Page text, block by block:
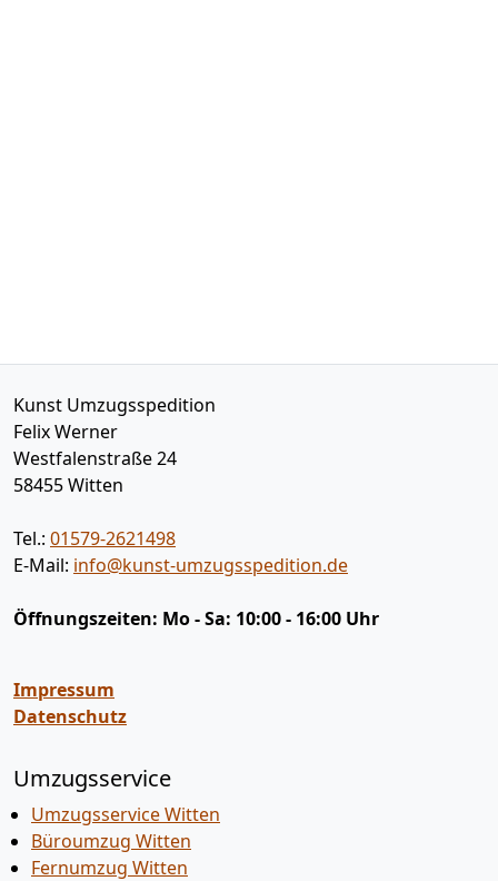
Kunst Umzugsspedition
Felix Werner
Westfalenstraße 24
58455Witten
Tel.: 01579-2621498
E-Mail: info@kunst-umzugsspedition.de
Öffnungszeiten: Mo - Sa: 10:00 - 16:00 Uhr
Impressum
Datenschutz
Umzugsservice
Umzugsservice Witten
Büroumzug Witten
Fernumzug Witten